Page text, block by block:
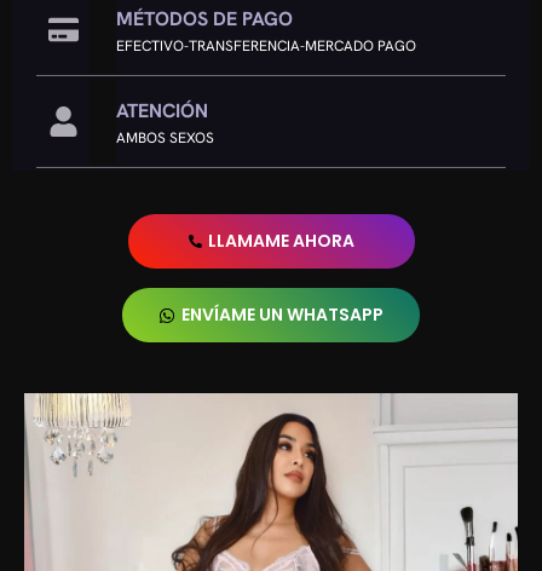
MÉTODOS DE PAGO
EFECTIVO-TRANSFERENCIA-MERCADO PAGO
ATENCIÓN
AMBOS SEXOS
LLAMAME AHORA
ENVÍAME UN WHATSAPP